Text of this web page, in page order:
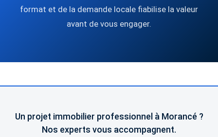
format et de la demande locale fiabilise la valeur
avant de vous engager.
Un projet immobilier professionnel à Morancé ?
Nos experts vous accompagnent.